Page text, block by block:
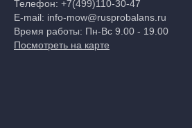
Телефон: +7(499)110-30-47
E-mail: info-mow@rusprobalans.ru
Время работы: Пн-Вс 9.00 - 19.00
Посмотреть на карте